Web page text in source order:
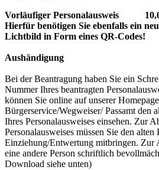
Vorläufiger Personalausweis
Hierfür benötigen Sie ebenfalls ein
Lichtbild in Form eines QR-Codes!
Aushändigung
Bei der Beantragung haben Sie ein
Nummer Ihres beantragten
können Sie online auf unserer
Bürgerservice/Wegweiser/ Passamt den
Ihres Personalausweises einsehen. Zur
Personalausweises müssen Sie den alten
Einziehung/Entwertung mitbringen. Zur
eine andere Person schriftlich
Download siehe unten)